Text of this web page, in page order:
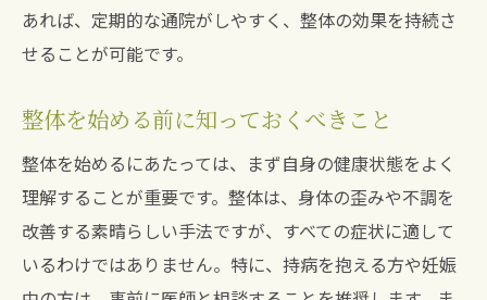
び方
整体がもたらす活力回復のメカニズム
継続的に整体を受けることで得られる変化
整体で得た活力を日常に活かす方法
整体を通じて生き生きとした生活を手に入
れる
整体でストレスを解消し宝塚のように輝く生活
あれば、定期的な通院がしやすく、整体の効果を持続さ
せることが可能です。
整体を始める前に知っておくべきこと
整体を始めるにあたっては、まず自身の健康状態をよく
理解することが重要です。整体は、身体の歪みや不調を
改善する素晴らしい手法ですが、すべての症状に適して
いるわけではありません。特に、持病を抱える方や妊娠